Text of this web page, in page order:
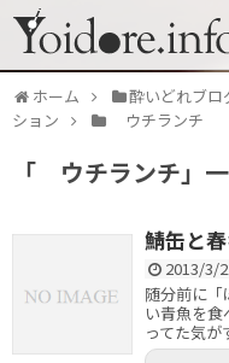
ホーム 酔いどれブロ
ション
ウチランチ
「 ウチランチ」
鯖缶と
2013/3/
随分前に「
い青魚を
ってた気が